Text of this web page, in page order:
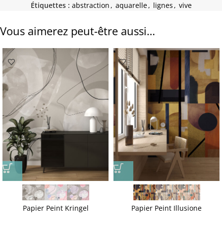
Étiquettes : abstraction , aquarelle, lignes , vive
Vous aimerez peut-être aussi…
Papier Peint Kringel Papier Peint Illusione